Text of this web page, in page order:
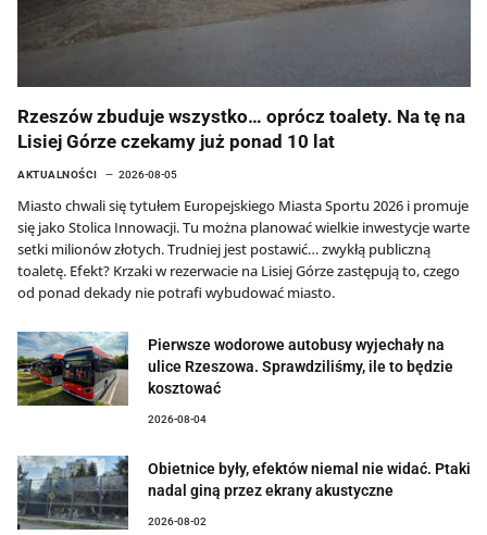
Rzeszów zbuduje wszystko… oprócz toalety. Na tę na
Lisiej Górze czekamy już ponad 10 lat
AKTUALNOŚCI 2026-08-05
Miasto chwali się tytułem Europejskiego Miasta Sportu 2026 i promuje
się jako Stolica Innowacji. Tu można planować wielkie inwestycje warte
setki milionów złotych. Trudniej jest postawić… zwykłą publiczną
toaletę. Efekt? Krzaki w rezerwacie na Lisiej Górze zastępują to, czego
od ponad dekady nie potrafi wybudować miasto.
Pierwsze wodorowe autobusy wyjechały na
ulice Rzeszowa. Sprawdziliśmy, ile to będzie
kosztować
2026-08-04
Obietnice były, efektów niemal nie widać. Ptaki
nadal giną przez ekrany akustyczne
2026-08-02